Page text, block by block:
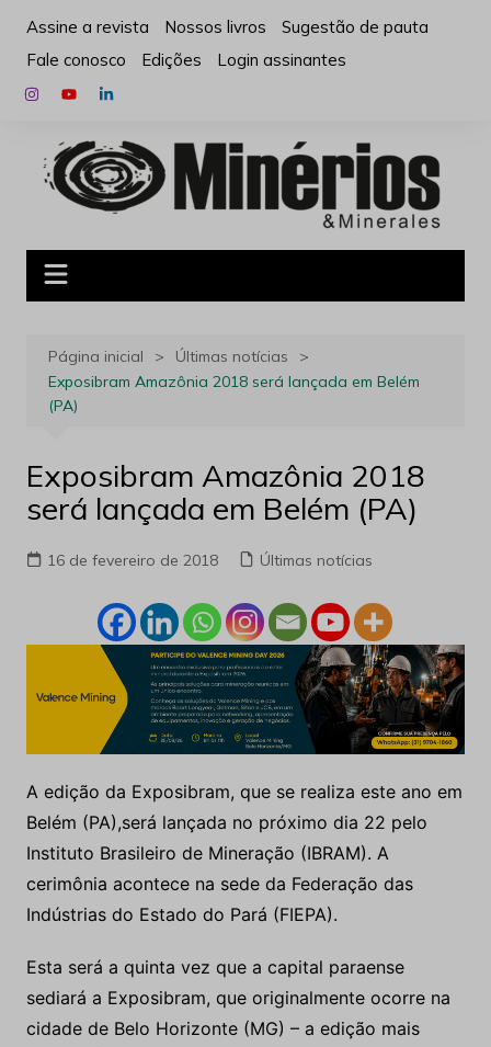
para
conteúdo
Assine a revista Nossos livros
Sugestão de pauta
Fale conosco
Edições Login assinantes
Página inicial
Últimas notícias
Exposibram Amazônia 2018 será lançada em Belém
(PA)
Exposibram Amazônia 2018
será lançada em Belém (PA)
16 de fevereiro de 2018 Últimas notícias
A edição da Exposibram, que se realiza este ano em
Belém (PA),será lançada no próximo dia 22 pelo
Instituto Brasileiro de Mineração (IBRAM). A
cerimônia acontece na sede da Federação das
Indústrias do Estado do Pará (FIEPA).
Esta será a quinta vez que a capital paraense
sediará a Exposibram, que originalmente ocorre na
cidade de Belo Horizonte (MG) – a edição mais